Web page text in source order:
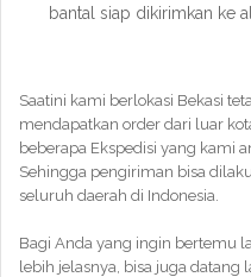
bantal siap dikirimkan ke
Saatini kami berlokasi Bekasi
mendapatkan order dari luar
beberapa Ekspedisi yang kami
Sehingga pengiriman bisa
seluruh daerah di Indonesia.
Bagi Anda yang ingin bertemu
lebih jelasnya, bisa juga datang